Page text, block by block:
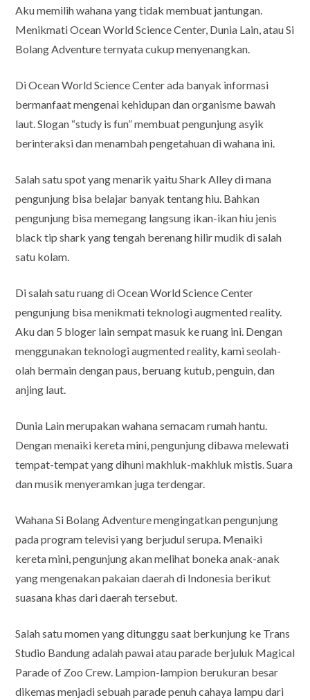
Aku memilih wahana yang tidak membuat jantungan.
Menikmati Ocean World Science Center, Dunia Lain, atau Si
Bolang Adventure ternyata cukup menyenangkan.
Di Ocean World Science Center ada banyak informasi
bermanfaat mengenai kehidupan dan organisme bawah
laut. Slogan “study is fun” membuat pengunjung asyik
berinteraksi dan menambah pengetahuan di wahana ini.
Salah satu spot yang menarik yaitu Shark Alley di mana
pengunjung bisa belajar banyak tentang hiu. Bahkan
pengunjung bisa memegang langsung ikan-ikan hiu jenis
black tip shark yang tengah berenang hilir mudik di salah
satu kolam.
Di salah satu ruang di Ocean World Science Center
pengunjung bisa menikmati teknologi augmented reality.
Aku dan 5 bloger lain sempat masuk ke ruang ini. Dengan
menggunakan teknologi augmented reality, kami seolah-
olah bermain dengan paus, beruang kutub, penguin, dan
anjing laut.
Dunia Lain merupakan wahana semacam rumah hantu.
Dengan menaiki kereta mini, pengunjung dibawa melewati
tempat-tempat yang dihuni makhluk-makhluk mistis. Suara
dan musik menyeramkan juga terdengar.
Wahana Si Bolang Adventure mengingatkan pengunjung
pada program televisi yang berjudul serupa. Menaiki
kereta mini, pengunjung akan melihat boneka anak-anak
yang mengenakan pakaian daerah di Indonesia berikut
suasana khas dari daerah tersebut.
Salah satu momen yang ditunggu saat berkunjung ke Trans
Studio Bandung adalah pawai atau parade berjuluk Magical
Parade of Zoo Crew. Lampion-lampion berukuran besar
dikemas menjadi sebuah parade penuh cahaya lampu dari